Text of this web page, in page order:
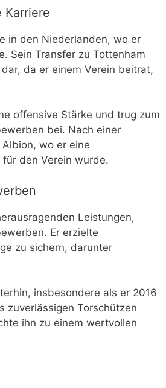
Karriere
in den Niederlanden, wo er
Sein Transfer zu Tottenham
da er einem Verein beitrat,
offensive Stärke und trug zum
bei. Nach einer
wo er eine
den Verein wurde.
Leistungen,
Er erzielte
zu sichern, darunter
insbesondere als er 2016
zuverlässigen Torschützen
ihn zu einem wertvollen